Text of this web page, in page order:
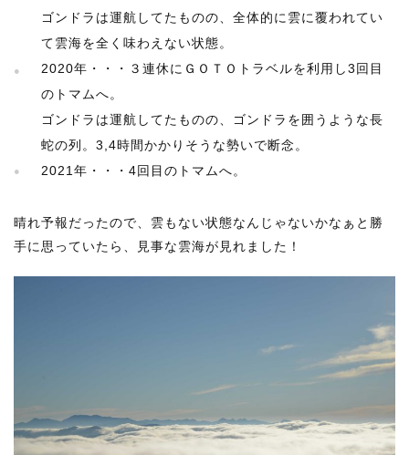
ゴンドラは運航してたものの、全体的に雲に覆われてい
て雲海を全く味わえない状態。
2020年・・・３連休にＧＯＴＯトラベルを利用し3回目
のトマムへ。
ゴンドラは運航してたものの、ゴンドラを囲うような長
蛇の列。3,4時間かかりそうな勢いで断念。
2021年・・・4回目のトマムへ。
晴れ予報だったので、雲もない状態なんじゃないかなぁと勝
手に思っていたら、見事な雲海が見れました！